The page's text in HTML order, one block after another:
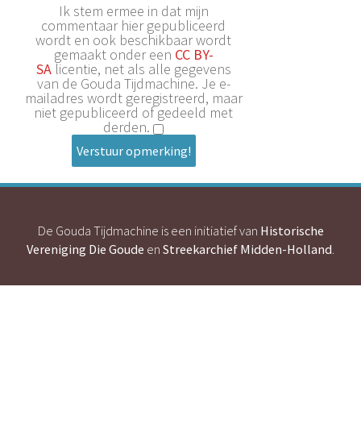
Ik stem ermee in dat mijn
commentaar hier gepubliceerd
wordt en ook beschikbaar wordt
gemaakt onder een CC BY-
SAlicentie, net als alle gegevens
van de Gouda Tijdmachine. Je e-
mailadres wordt geregistreerd, maar
niet gepubliceerd of gedeeld met
derden.
Verstuur opmerking!
De Gouda Tijdmachine is een initiatief van Historische
Vereniging Die Goude en Streekarchief Midden-Holland.